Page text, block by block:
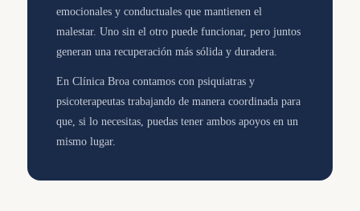
emocionales y conductuales que mantienen el
malestar. Uno sin el otro puede funcionar, pero juntos
generan una recuperación más sólida y duradera.
En Clínica Broa contamos con psiquiatras y
psicoterapeutas trabajando de manera coordinada para
que, si lo necesitas, puedas tener ambos apoyos en un
mismo lugar.